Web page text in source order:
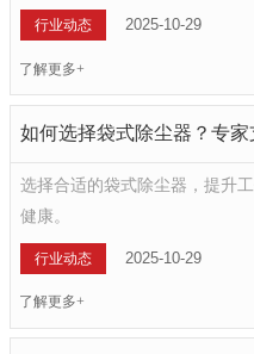
行业动态 2025-10-29
了解更多+
如何选择袋式除尘器？专家
选择合适的袋式除尘器，提升
健康。
行业动态 2025-10-29
了解更多+